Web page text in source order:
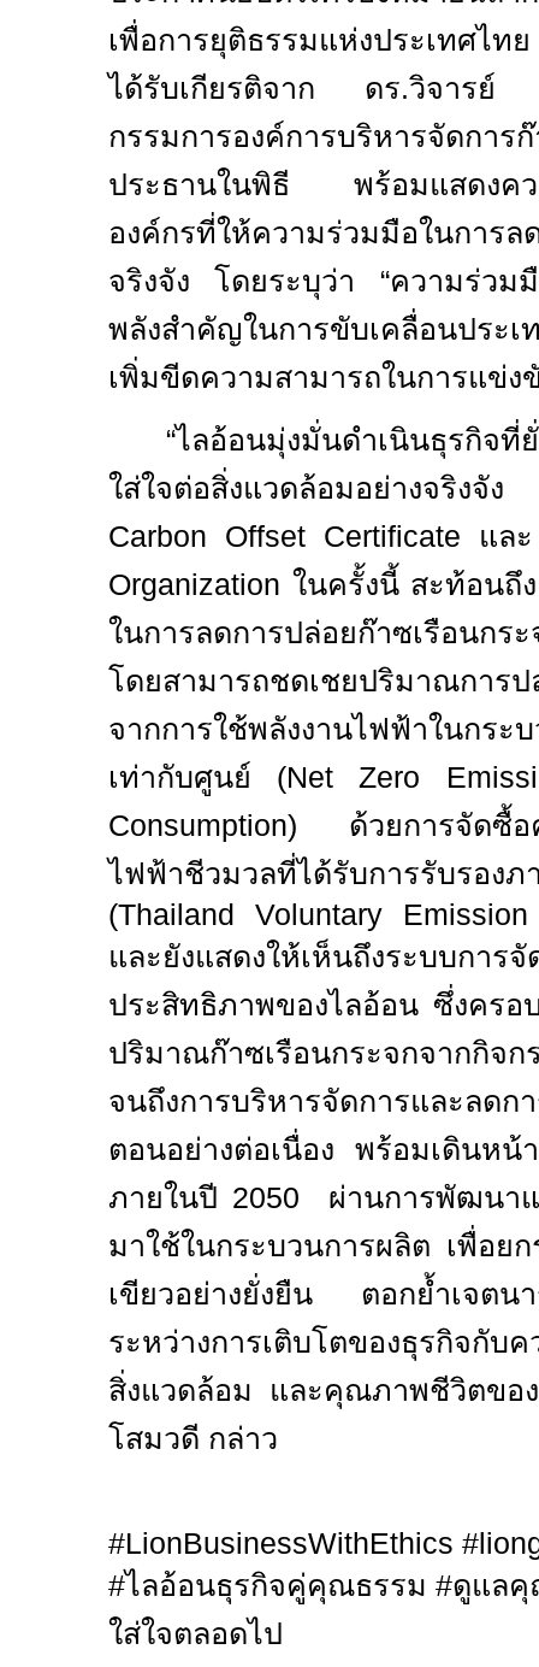
เพื่อการยุติธรรมแห่งประเทศไท
ได้รับเกียรติจาก ดร.วิจาร
กรรมการองค์การบริหารจัดกา
ประธานในพิธี พร้อมแสดงคว
องค์กรที่ให้ความร่วมมือในการล
จริงจัง โดยระบุว่า “ความร่วม
พลังสำคัญในการขับเคลื่อนประ
เพิ่มขีดความสามารถในการแข่ง
“ไลอ้อนมุ่งมั่นดำเนินธุรกิจ
ใส่ใจต่อสิ่งแวดล้อมอย่างจริงจั
Carbon Offset Certificate แล
Organization ในครั้งนี้ สะท้อนถึ
ในการลดการปล่อยก๊าซเรือนกร
โดยสามารถชดเชยปริมาณการป
จากการใช้พลังงานไฟฟ้าในกระ
เท่ากับศูนย์ (Net Zero
Consumption) ด้วยการจัดซื้อ
ไฟฟ้าชีวมวลที่ได้รับการรับรอง
(Thailand Voluntary
และยังแสดงให้เห็นถึงระบบการ
ประสิทธิภาพของไลอ้อน ซึ่งครอ
ปริมาณก๊าซเรือนกระจกจากกิ
จนถึงการบริหารจัดการและลดก
ตอนอย่างต่อเนื่อง พร้อมเดินห
ภายในปี 2050 ผ่านการพัฒนา
มาใช้ในกระบวนการผลิต เพื่อย
เขียวอย่างยั่งยืน ตอกย้ำเจตน
ระหว่างการเติบโตของธุรกิจกับ
สิ่งแวดล้อม และคุณภาพชีวิตขอ
โสมวดี กล่าว
#LionBusinessWithEthics
#ไลอ้อนธุรกิจคู่คุณธรรม #ดูแลคุ
ใส่ใจตลอดไป